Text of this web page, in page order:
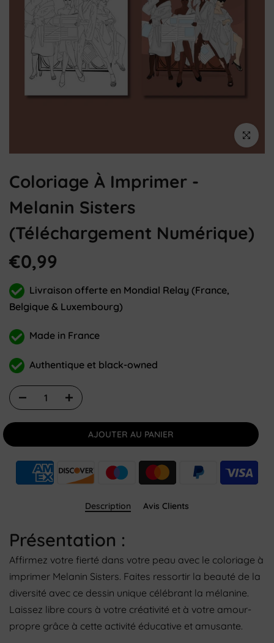
Cliquez
Coloriage À Imprimer -
Melanin Sisters
(téléchargement Numérique)
€0,99
Livraison offerte en Mondial Relay (France,
Belgique & Luxembourg)
Made in France
Authentique et black-owned
AJOUTER AU PANIER
Description Avis Clients
Présentation :
Affirmez votre fierté dans votre peau avec le coloriage à
imprimer Melanin Sisters. Faites ressortir la beauté de la
diversité avec ce dessin unique célébrant la mélanine.
Laissez libre cours à votre créativité et à votre amour-
propre grâce à cette activité éducative et amusante.